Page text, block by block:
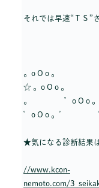
それでは早速“ＴＳ”
。o O o 。 。
☆ 。o O o
。 ゜o O o
゜o O o 。゜
★気になる診断
//www.kcon-
nemoto.com/